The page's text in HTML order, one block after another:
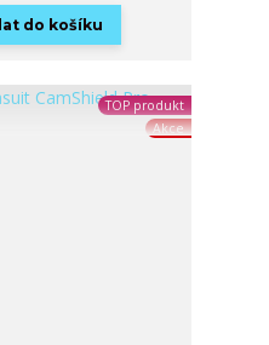
do košíku
TOP produkt
Akce